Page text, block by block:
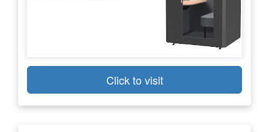
Click to visit